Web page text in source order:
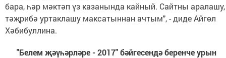
бара, һәр мәктәп үз казанында кайный. Сайтны аралашу,
тәҗрибә уртаклашу максатыннан ачтым", - диде Айгөл
Хәбибуллина.
"Белем җәүһәрләре - 2017" бәйгесендә беренче урын